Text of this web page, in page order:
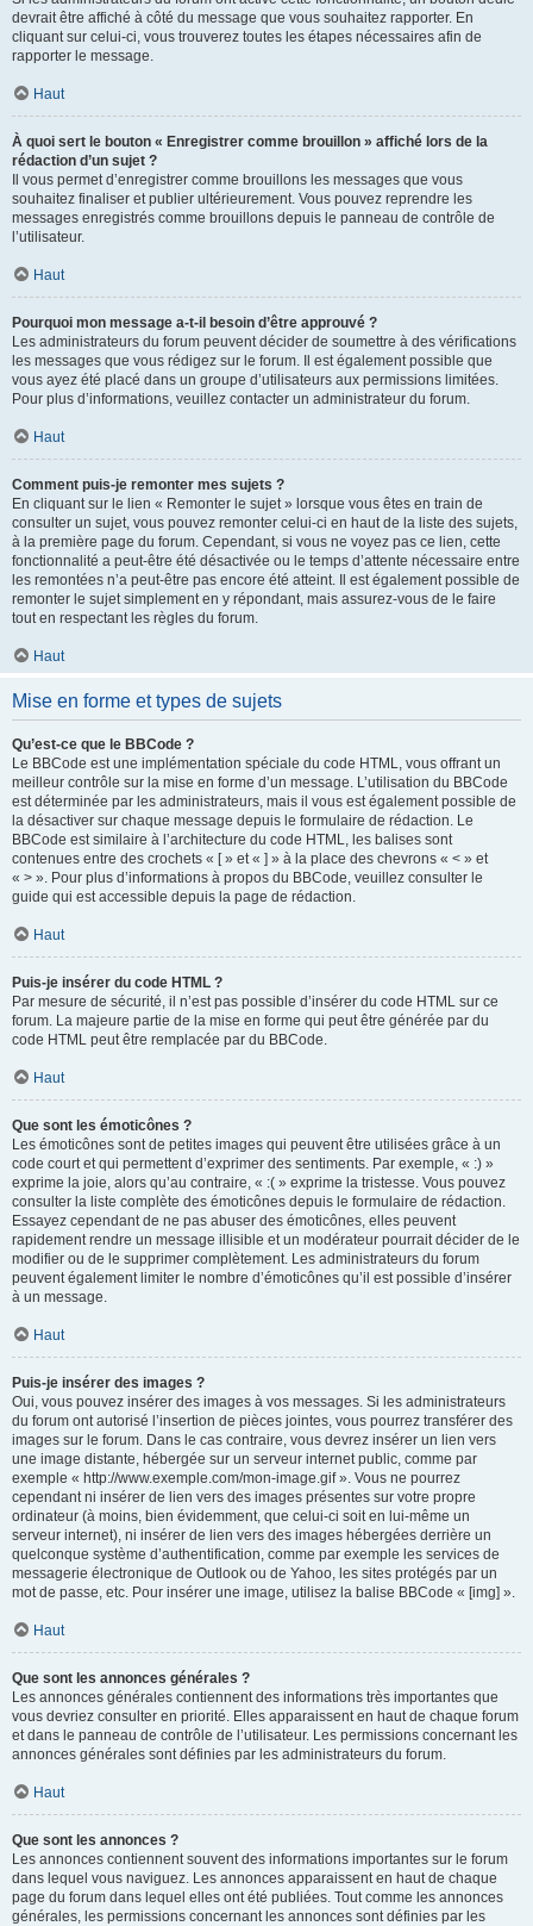
devrait être affiché à côté du message que vous souhaitez rapporter. En
cliquant sur celui-ci, vous trouverez toutes les étapes nécessaires afin de
rapporter le message.
Haut
À quoi sert le bouton « Enregistrer comme brouillon » affiché lors de la
rédaction d’un sujet ?
Il vous permet d’enregistrer comme brouillons les messages que vous
souhaitez finaliser et publier ultérieurement. Vous pouvez reprendre les
messages enregistrés comme brouillons depuis le panneau de contrôle de
l’utilisateur.
Haut
Pourquoi mon message a-t-il besoin d’être approuvé ?
Les administrateurs du forum peuvent décider de soumettre à des vérifications
les messages que vous rédigez sur le forum. Il est également possible que
vous ayez été placé dans un groupe d’utilisateurs aux permissions limitées.
Pour plus d’informations, veuillez contacter un administrateur du forum.
Haut
Comment puis-je remonter mes sujets ?
En cliquant sur le lien « Remonter le sujet » lorsque vous êtes en train de
consulter un sujet, vous pouvez remonter celui-ci en haut de la liste des sujets,
à la première page du forum. Cependant, si vous ne voyez pas ce lien, cette
fonctionnalité a peut-être été désactivée ou le temps d’attente nécessaire entre
les remontées n’a peut-être pas encore été atteint. Il est également possible de
remonter le sujet simplement en y répondant, mais assurez-vous de le faire
tout en respectant les règles du forum.
Haut
Mise en forme et types de sujets
Qu’est-ce que le BBCode ?
Le BBCode est une implémentation spéciale du code HTML, vous offrant un
meilleur contrôle sur la mise en forme d’un message. L’utilisation du BBCode
est déterminée par les administrateurs, mais il vous est également possible de
la désactiver sur chaque message depuis le formulaire de rédaction. Le
BBCode est similaire à l’architecture du code HTML, les balises sont
contenues entre des crochets « [ » et « ] » à la place des chevrons « < » et
« > ». Pour plus d’informations à propos du BBCode, veuillez consulter le
guide qui est accessible depuis la page de rédaction.
Haut
Puis-je insérer du code HTML ?
Par mesure de sécurité, il n’est pas possible d’insérer du code HTML sur ce
forum. La majeure partie de la mise en forme qui peut être générée par du
code HTML peut être remplacée par du BBCode.
Haut
Que sont les émoticônes ?
Les émoticônes sont de petites images qui peuvent être utilisées grâce à un
code court et qui permettent d’exprimer des sentiments. Par exemple, « :) »
exprime la joie, alors qu’au contraire, « :( » exprime la tristesse. Vous pouvez
consulter la liste complète des émoticônes depuis le formulaire de rédaction.
Essayez cependant de ne pas abuser des émoticônes, elles peuvent
rapidement rendre un message illisible et un modérateur pourrait décider de le
modifier ou de le supprimer complètement. Les administrateurs du forum
peuvent également limiter le nombre d’émoticônes qu’il est possible d’insérer
à un message.
Haut
Puis-je insérer des images ?
Oui, vous pouvez insérer des images à vos messages. Si les administrateurs
du forum ont autorisé l’insertion de pièces jointes, vous pourrez transférer des
images sur le forum. Dans le cas contraire, vous devrez insérer un lien vers
une image distante, hébergée sur un serveur internet public, comme par
exemple « http://www.exemple.com/mon-image.gif ». Vous ne pourrez
cependant ni insérer de lien vers des images présentes sur votre propre
ordinateur (à moins, bien évidemment, que celui-ci soit en lui-même un
serveur internet), ni insérer de lien vers des images hébergées derrière un
quelconque système d’authentification, comme par exemple les services de
messagerie électronique de Outlook ou de Yahoo, les sites protégés par un
mot de passe, etc. Pour insérer une image, utilisez la balise BBCode « [img] ».
Haut
Que sont les annonces générales ?
Les annonces générales contiennent des informations très importantes que
vous devriez consulter en priorité. Elles apparaissent en haut de chaque forum
et dans le panneau de contrôle de l’utilisateur. Les permissions concernant les
annonces générales sont définies par les administrateurs du forum.
Haut
Que sont les annonces ?
Les annonces contiennent souvent des informations importantes sur le forum
dans lequel vous naviguez. Les annonces apparaissent en haut de chaque
page du forum dans lequel elles ont été publiées. Tout comme les annonces
générales, les permissions concernant les annonces sont définies par les